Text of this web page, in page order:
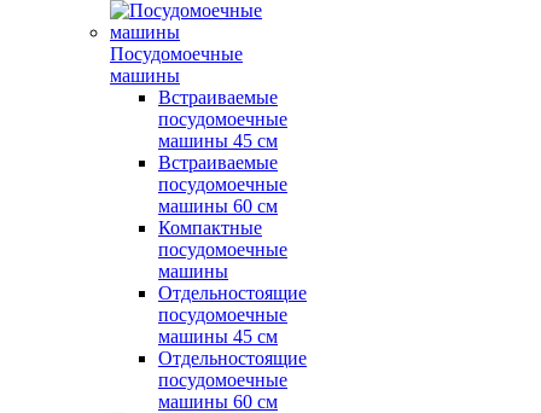
Посудомоечные
машины
Встраиваемые
посудомоечные
машины 45 см
Встраиваемые
посудомоечные
машины 60 см
Компактные
посудомоечные
машины
Отдельностоящие
посудомоечные
машины 45 см
Отдельностоящие
посудомоечные
машины 60 см